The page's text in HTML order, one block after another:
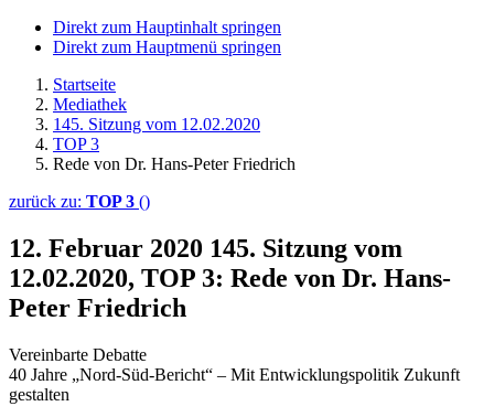
Direkt zum Hauptinhalt springen
Direkt zum Hauptmenü springen
Startseite
Mediathek
145. Sitzung vom 12.02.2020
TOP 3
Rede von Dr. Hans-Peter Friedrich
zurück zu: TOP 3 ()
12. Februar 2020 145. Sitzung vom
12.02.2020, TOP 3: Rede von Dr. Hans-
Peter Friedrich
Vereinbarte Debatte
40 Jahre „Nord-Süd-Bericht“ – Mit Entwicklungspolitik Zukunft
gestalten